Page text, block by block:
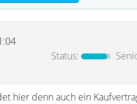
Status:
hier denn auch ein